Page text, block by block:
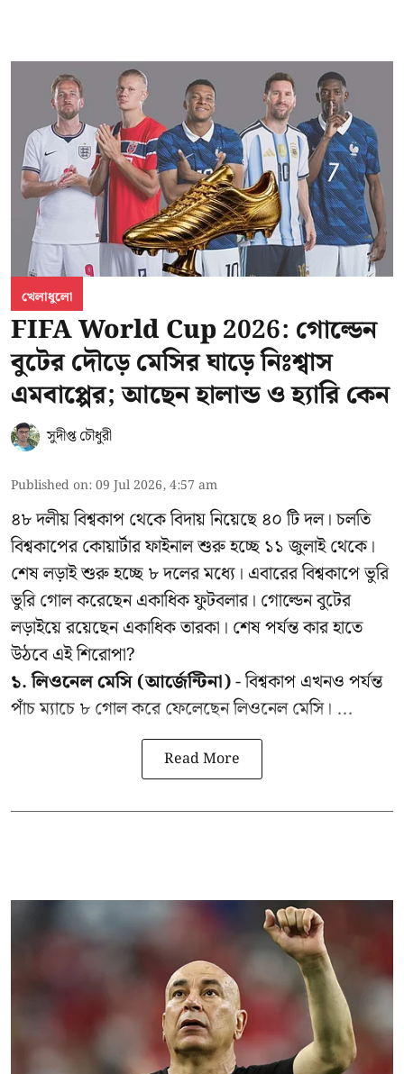
খেলাধুলো
FIFA World Cup 2026: গোল্ডেন
বুটের দৌড়ে মেসির ঘাড়ে নিঃশ্বাস
এমবাপ্পের; আছেন হালান্ড ও হ্যারি কেন
সুদীপ্ত চৌধুরী
Published on:09 Jul 2026, 4:57 am
৪৮ দলীয় বিশ্বকাপ থেকে বিদায় নিয়েছে ৪০ টি দল। চলতি
বিশ্বকাপের কোয়ার্টার ফাইনাল শুরু হচ্ছে ১১ জুলাই থেকে।
শেষ লড়াই শুরু হচ্ছে ৮ দলের মধ্যে। এবারের বিশ্বকাপে ভুরি
ভুরি গোল করেছেন একাধিক ফুটবলার। গোল্ডেন বুটের
লড়াইয়ে রয়েছেন একাধিক তারকা। শেষ পর্যন্ত কার হাতে
উঠবে এই শিরোপা?
১. লিওনেল মেসি (আর্জেন্টিনা)- বিশ্বকাপ এখনও পর্যন্ত
পাঁচ ম্যাচে ৮ গোল করে ফেলেছেন লিওনেল মেসি। ...
Read More